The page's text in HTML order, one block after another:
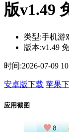
版v1.49
类型:手机游
版本:v1.49
时间:2026-07-09
安卓版下载 苹果
应用截图